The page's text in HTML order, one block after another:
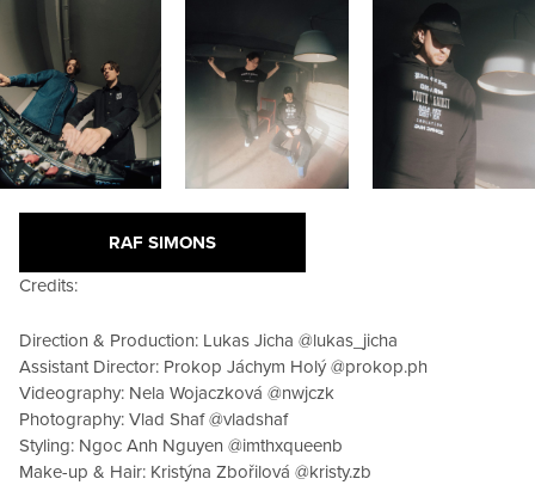
RAF SIMONS
Credits:
Direction & Production: Lukas Jicha @lukas_jicha
Assistant Director: Prokop Jáchym Holý @prokop.ph
Videography: Nela Wojaczková @nwjczk
Photography: Vlad Shaf @vladshaf
Styling: Ngoc Anh Nguyen @imthxqueenb
Make-up & Hair: Kristýna Zbořilová @kristy.zb